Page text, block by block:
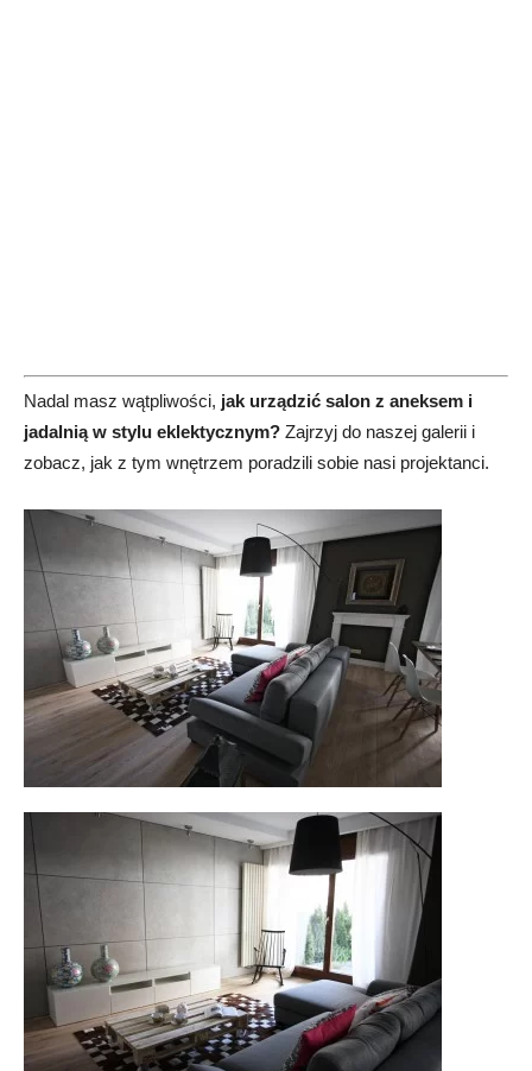
Nadal masz wątpliwości, jak urządzić salon z aneksem i
jadalnią w stylu eklektycznym? Zajrzyj do naszej galerii i
zobacz, jak z tym wnętrzem poradzili sobie nasi projektanci.